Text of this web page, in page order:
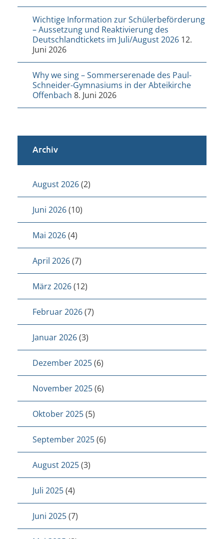
Wichtige Information zur Schülerbeförderung
– Aussetzung und Reaktivierung des
Deutschlandtickets im Juli/August 2026 12.
Juni 2026
Why we sing – Sommerserenade des Paul-
Schneider-Gymnasiums in der Abteikirche
Offenbach 8. Juni 2026
Archiv
August 2026(2)
Juni 2026(10)
Mai 2026(4)
April 2026(7)
März 2026(12)
Februar 2026(7)
Januar 2026(3)
Dezember 2025(6)
November 2025(6)
Oktober 2025(5)
September 2025(6)
August 2025(3)
Juli 2025(4)
Juni 2025(7)